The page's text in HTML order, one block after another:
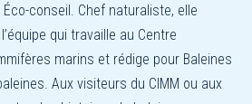
conseil. Chef naturaliste, elle
qui travaille au Centre
marins et rédige pour Baleines
Aux visiteurs du CIMM ou aux